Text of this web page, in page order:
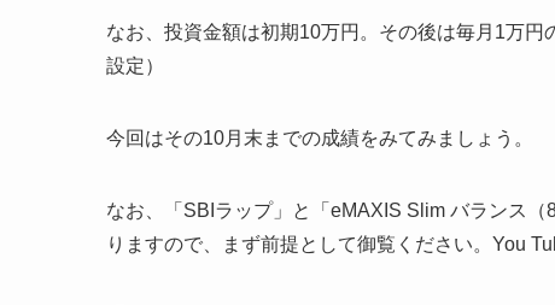
なお、投資金額は初期10万円。その後は毎月1万
設定）
今回はその10月末までの成績をみてみましょう。
なお、「SBIラップ」と「eMAXIS Slim バランス
りますので、まず前提として御覧ください。You